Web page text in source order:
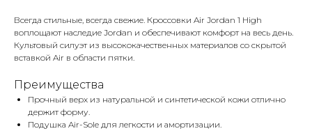
Всегда стильные, всегда свежие. Кроссовки Air Jordan 1 High
воплощают наследие Jordan и обеспечивают комфорт на весь день.
Культовый силуэт из высококачественных материалов со скрытой
вставкой Air в области пятки.
Преимущества
Прочный верх из натуральной и синтетической кожи отлично
держит форму.
Подушка Air-Sole для легкости и амортизации.